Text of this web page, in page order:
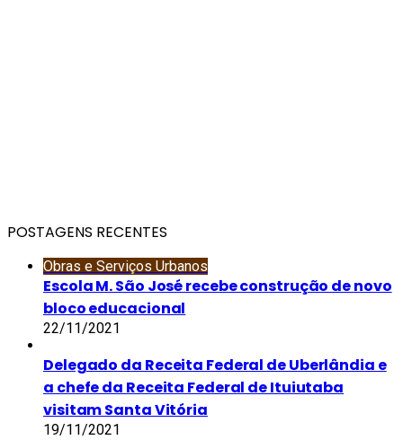
POSTAGENS RECENTES
Obras e Serviços Urbanos
Escola M. São José recebe construção de novo
bloco educacional
22/11/2021
Delegado da Receita Federal de Uberlândia e
a chefe da Receita Federal de Ituiutaba
visitam Santa Vitória
19/11/2021